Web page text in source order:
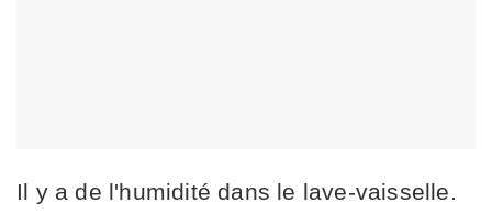
Il y a de l'humidité dans le lave-vaisselle.